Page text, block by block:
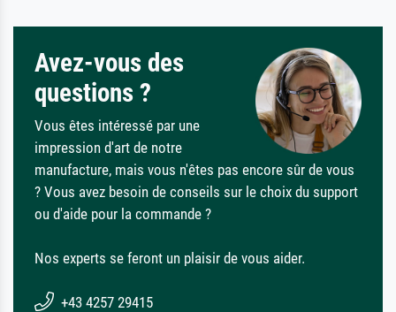
Avez-vous des
questions ?
Vous êtes intéressé par une
impression d'art de notre
manufacture, mais vous n'êtes pas encore sûr de vous
? Vous avez besoin de conseils sur le choix du support
ou d'aide pour la commande ?
Nos experts se feront un plaisir de vous aider.
+43 4257 29415